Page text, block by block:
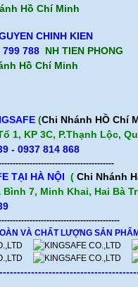
Hồ Chí Minh
CHINH KIEN
799 788 NH TIEN PHONG
Hồ Chí Minh
(Chi Nhánh HỒ Chí
1, KP 3C, P.Thạnh Lộc,
- 0937 814 868
TẠI HÀ NỘI ( Chi Nhánh
7, Minh Khai, Hai Bà
VÀ CHẤT LƯỢNG SẢN